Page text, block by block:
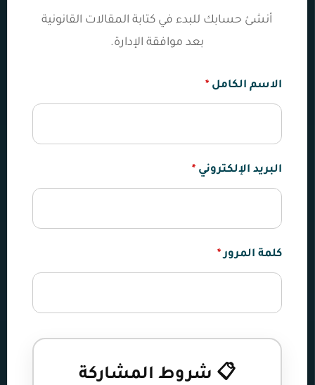
أنشئ حسابك للبدء في كتابة المقالات القانونية
بعد موافقة الإدارة.
الاسم الكامل *
البريد الإلكتروني *
كلمة المرور*
📋 شروط المشاركة